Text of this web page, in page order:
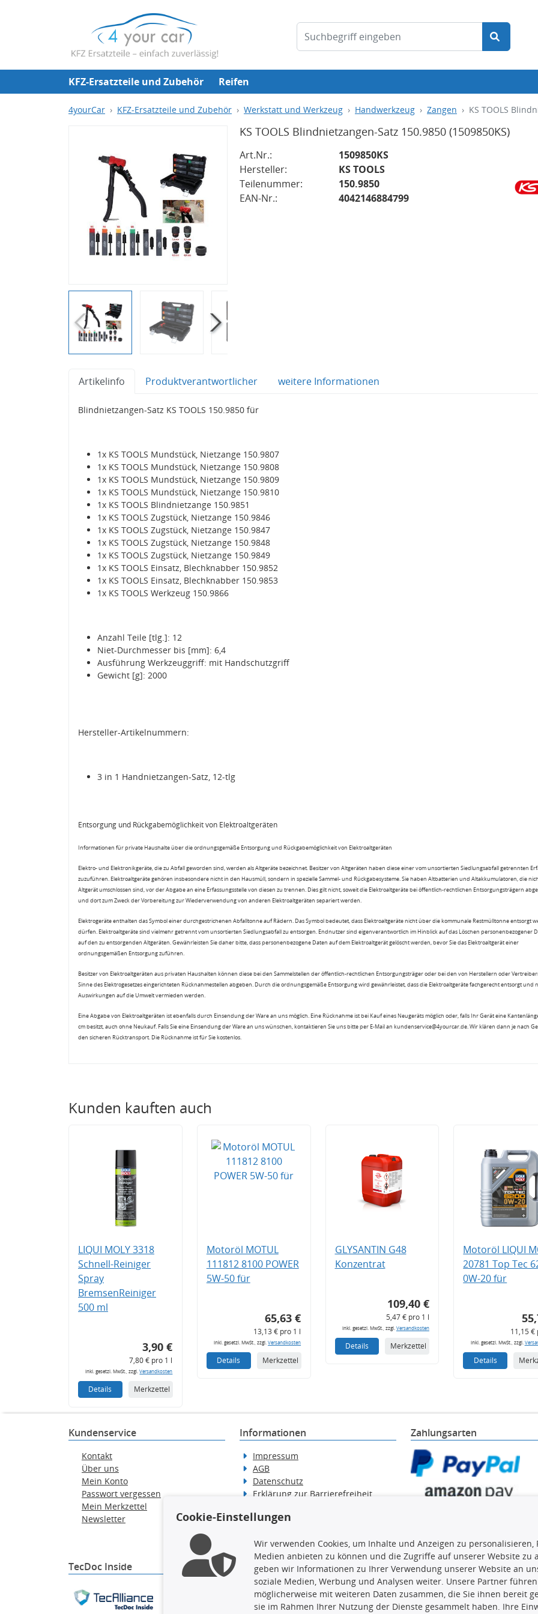
KFZ-Ersatzteile und Zubehör Reifen
4yourCar KFZ-Ersatzteile und Zubehör Werkstatt und Werkzeug Handwerkzeug Zangen KS TOOLS
KS TOOLS Blindnietzangen-Satz 150.9850 (1509850KS)
Art.Nr.:
1509850KS
Hersteller:
KS TOOLS
Teilenummer:
150.9850
EAN-Nr.:
4042146884799
Artikelinfo Produktverantwortlicher weitere Informationen
Blindnietzangen-Satz KS TOOLS 150.9850 für
1x KS TOOLS Mundstück, Nietzange 150.9807
1x KS TOOLS Mundstück, Nietzange 150.9808
1x KS TOOLS Mundstück, Nietzange 150.9809
1x KS TOOLS Mundstück, Nietzange 150.9810
1x KS TOOLS Blindnietzange 150.9851
1x KS TOOLS Zugstück, Nietzange 150.9846
1x KS TOOLS Zugstück, Nietzange 150.9847
1x KS TOOLS Zugstück, Nietzange 150.9848
1x KS TOOLS Zugstück, Nietzange 150.9849
1x KS TOOLS Einsatz, Blechknabber 150.9852
1x KS TOOLS Einsatz, Blechknabber 150.9853
1x KS TOOLS Werkzeug 150.9866
Anzahl Teile [tlg.]: 12
Niet-Durchmesser bis [mm]: 6,4
Ausführung Werkzeuggriff: mit Handschutzgriff
Gewicht [g]: 2000
Hersteller-Artikelnummern:
3 in 1 Handnietzangen-Satz, 12-tlg
Entsorgung und Rückgabemöglichkeit von Elektroaltgeräten
Informationen für private Haushalte über die ordnungsgemäße Entsorgung und Rückgabemöglichkeit von Elektroaltgeräten
Elektro- und Elektronikgeräte, die zu Abfall geworden sind, werden als Altgeräte bezeichnet. Besitzer von Altgeräten haben diese einer vom unsortierten Siedlungsabfall getrennten
zuzuführen. Elektroaltgeräte gehören insbesondere nicht in den Hausmüll, sondern in spezielle Sammel- und Rückgabesysteme. Sie haben Altbatterien und Altakkumulatoren, die
Altgerät umschlossen sind, vor der Abgabe an eine Erfassungsstelle von diesen zu trennen. Dies gilt nicht, soweit die Elektroaltgeräte bei öffentlich-rechtlichen Entsorgungsträgern
und dort zum Zweck der Vorbereitung zur Wiederverwendung von anderen Elektroaltgeräten separiert werden.
Elektrogeräte enthalten das Symbol einer durchgestrichenen Abfalltonne auf Rädern. Das Symbol bedeutet, dass Elektroaltgeräte nicht über die kommunale Restmülltonne entsorgt
dürfen. Elektroaltgeräte sind vielmehr getrennt vom unsortierten Siedlungsabfall zu entsorgen. Endnutzer sind eigenverantwortlich im Hinblick auf das Löschen personenbezogener
auf den zu entsorgenden Altgeräten. Gewährleisten Sie daher bitte, dass personenbezogene Daten auf dem Elektroaltgerät gelöscht werden, bevor Sie das Elektroaltgerät einer
ordnungsgemäßen Entsorgung zuführen.
Besitzer von Elektroaltgeräten aus privaten Haushalten können diese bei den Sammelstellen der öffentlich-rechtlichen Entsorgungsträger oder bei den von Herstellern oder
Sinne des Elektrogesetzes eingerichteten Rücknahmestellen abgeben. Durch die ordnungsgemäße Entsorgung wird gewährleistet, dass die Elektroaltgeräte fachgerecht entsorgt und
Auswirkungen auf die Umwelt vermieden werden.
Eine Abgabe von Elektroaltgeräten ist ebenfalls durch Einsendung der Ware an uns möglich. Eine Rücknahme ist bei Kauf eines Neugeräts möglich oder, falls Ihr Gerät eine
cm besitzt, auch ohne Neukauf. Falls Sie eine Einsendung der Ware an uns wünschen, kontaktieren Sie uns bitte per E-Mail an kundenservice@4yourcar.de. Wir klären dann je nach
den sicheren Rücktransport. Die Rücknahme ist für Sie kostenlos.
Kunden kauften auch
LIQUI MOLY 3318
Schnell-Reiniger
Spray
BremsenReiniger
500 ml
3,90 €
7,80 € pro 1 l
inkl. gesetzl. MwSt., zzgl.Versandkosten
Details Merkzettel
Motoröl MOTUL
111812 8100 POWER
5W-50 für
65,63 €
13,13 € pro 1 l
inkl. gesetzl. MwSt., zzgl.Versandkosten
Details Merkzettel
GLYSANTIN G48
Konzentrat
109,40 €
5,47 € pro 1 l
inkl. gesetzl. MwSt., zzgl. Versandkosten
Details Merkzettel
Motoröl LIQUI
20781 Top Tec
0W-20 für
11,15 €
inkl. gesetzl. MwSt., zzgl.
Details
Kundenservice
Kontakt
Über uns
Mein Konto
Passwort vergessen
Mein Merkzettel
Newsletter
Informationen
Impressum
AGB
Datenschutz
Erklärung zur Barrierefreiheit
Widerrufsbelehrung
Zahlungsarten
TecDoc Inside
Die hier angezeigten Daten, insbesondere die gesamte Datenbank, dürfen nicht kopiert
gesamte Datenbank ohne vorherige Zustimmung TecDocs zu vervielfältigen, zu
Cookie-Einstellungen
Wir verwenden Cookies, um Inhalte und Anzeigen zu
Medien anbieten zu können und die Zugriffe auf unserer Website zu
geben wir Informationen zu Ihrer Verwendung unserer Website an
soziale Medien, Werbung und Analysen weiter. Unsere Partner
möglicherweise mit weiteren Daten zusammen, die Sie ihnen bereit
sie im Rahmen Ihrer Nutzung der Dienste gesammelt haben. Ihre